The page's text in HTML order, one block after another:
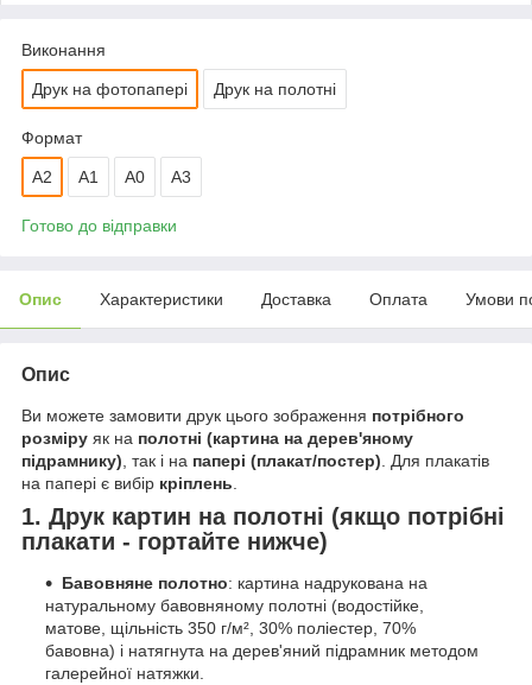
Виконання
Друк на фотопапері Друк на полотні
Формат
A2 А1 A0 A3
Готово до відправки
Опис Характеристики Доставка Оплата Умови
Опис
Ви можете замовити друк цього зображення потрібного
розміру як на полотні (картина на дерев'яному
підрамнику) , так і на папері (плакат/постер) . Для плакатів
на папері є вибір кріплень
1. Друк картин на полотні (якщо потрібні
плакати - гортайте нижче)
Бавовняне полотно: картина надрукована на
натуральному бавовняному полотні (водостійке,
матове, щільність 350 г/м², 30% поліестер, 70%
бавовна) і натягнута на дерев'яний підрамник методом
галерейної натяжки.